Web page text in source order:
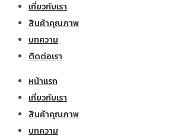
เกี่ยวกับเรา
สินค้าคุณภาพ
บทความ
ติดต่อเรา
หน้าแรก
เกี่ยวกับเรา
สินค้าคุณภาพ
บทความ